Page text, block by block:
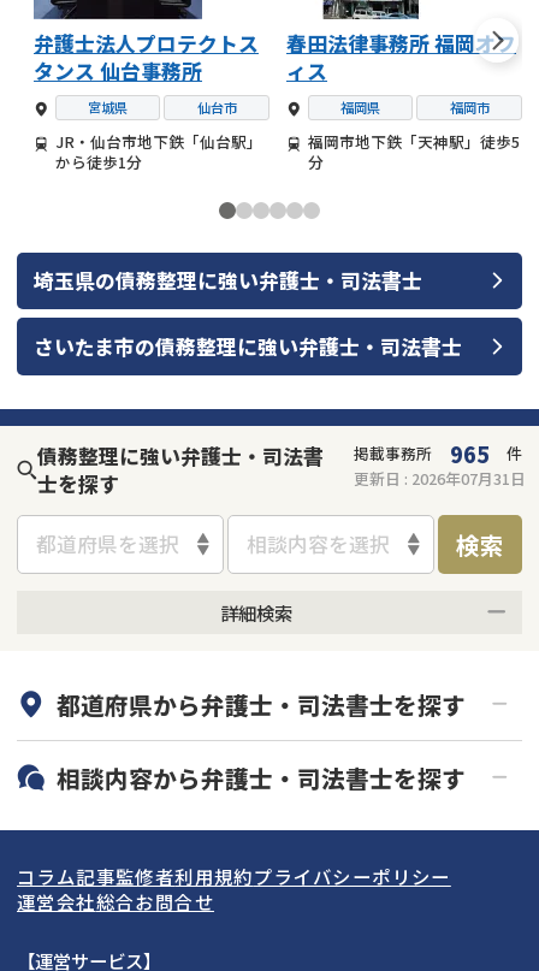
弁護士法人プロテクトス
タンス 仙台事務所
宮城県 仙台市
JR・仙台市地下鉄「仙台駅」
から徒歩1分
春田法律事務所 福岡オフ
ィス
福岡県 福岡市
福岡市地下鉄「天神駅」徒歩5
分
埼玉県の債務整理に強い弁護士・司法書士
さいたま市の債務整理に強い弁護士・司法書士
債務整理に強い弁護士・司法書
士を探す
掲載事務所 965
件
更新日 : 2026年07月31日
都道府県を選択 相談内容を選択 検索
詳細検索
初回相談無料
土日祝の相談可能
都道府県から弁護士・司法書士を探す
北海道・東北
北海道 青森県
岩手県 宮城県
秋田県
関東
東京都 神奈川県
埼玉県
東海
愛知県
関西
相談内容から弁護士・司法書士を探す
任意整理
個人再生
コラム記事監修者利用規約プライバシーポリシー
運営会社総合お問合せ
【運営サービス】
営業時間外（メール問合せなら24時間受付）
050-5267-4699